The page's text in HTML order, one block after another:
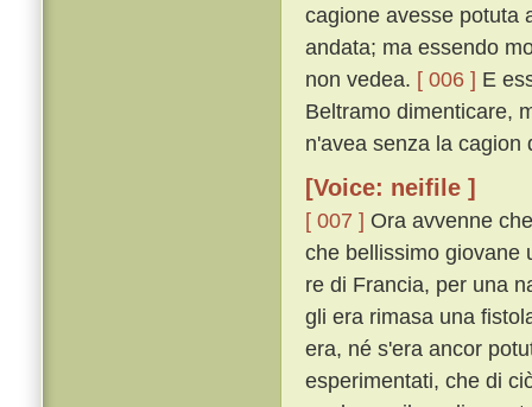
cagione avesse potuta
andata; ma essendo
non vedea. [ 006 ] E
Beltramo dimenticare,
n'avea senza la cagion
[Voice: neifile ]
[ 007 ] Ora avvenne
che bellissimo giovane
re di Francia, per una
gli era rimasa una
era, né s'era ancor
esperimentati, che di